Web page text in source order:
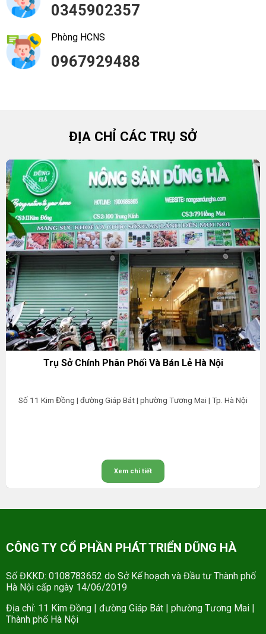
0345902357
Phòng HCNS
0967929488
ĐỊA CHỈ CÁC TRỤ SỞ
Trụ Sở Chính Phân Phối Và Bán Lẻ Hà Nội
Số 11 Kim Đồng | đường Giáp Bát | phường Tương Mai | Tp. Hà Nội
Xem chi tiết
CÔNG TY CỔ PHẦN PHÁT TRIỂN DŨNG HÀ
Số ĐKKD: 0108783652 do Sở Kế hoạch và Đầu tư Thành phố
Hà Nội cấp ngày 14/06/2019
Địa chỉ: 11 Kim Đồng | đường Giáp Bát | phường Tương Mai |
Thành phố Hà Nội